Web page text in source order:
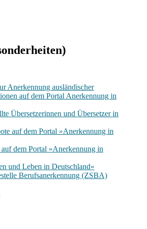
Anerkennung ausländischer
auf dem Portal Anerkennung in
Übersetzerinnen und Übersetzer in
auf dem Portal »Anerkennung in
auf dem Portal »Anerkennung in
und Leben in Deutschland«
Berufsanerkennung (ZSBA)